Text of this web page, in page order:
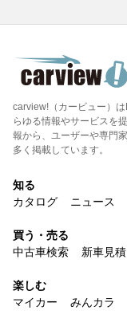
carview!（カービュー）
らゆる情報やサービスを
報から、ユーザーや専門
多く掲載しています。
知る
カタログ
ニュース
買う・売る
中古車検索
新車見積
楽しむ
マイカー
みんカラ